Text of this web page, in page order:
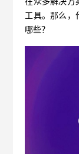
工具。那么，
哪些？